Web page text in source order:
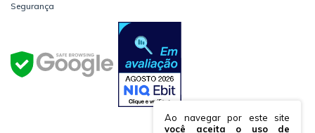
Ao navegar por este site
você aceita o uso de
Segurança